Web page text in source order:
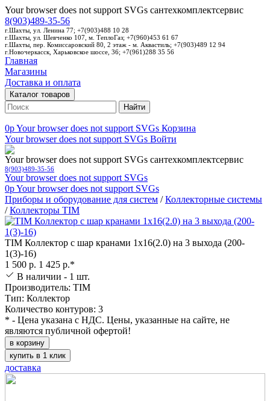
Your browser does not support SVGs сантехкомплектсервис
8(903)489-35-56
г.Шахты, ул. Ленина 77; +7(903)488 10 28
г.Шахты, ул. Шевченко 107, м. ТеплоГаз; +7(960)453 61 67
г.Шахты, пер. Комиссаровский 80, 2 этаж - м. Аквастиль; +7(903)489 12 94
г.Новочеркасск, Харьковское шоссе, 36; +7(961)288 35 56
Главная
Магазины
Доставка и оплата
Каталог товаров
Найти
0pYour browser does not support SVGs Корзина
Your browser does not support SVGs Войти
Your browser does not support SVGs сантехкомплектсервис
8(903)489-35-56
Your browser does not support SVGs
0pYour browser does not support SVGs
Приборы и оборудование для систем /Коллекторные системы
/Коллекторы TIM
TIM Коллектор с шар кранами 1х16(2.0) на 3 выхода (200-
1(3)-16)
1 500 р. 1 425 р.*
В наличии - 1 шт.
Производитель: TIM
Тип: Коллектор
Количество контуров: 3
* - Цена указана с НДС. Цены, указанные на сайте, не
являются публичной офертой!
в корзину
купить в 1 клик
доставка